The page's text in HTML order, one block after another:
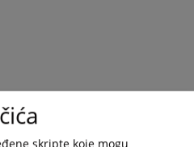
skripte koje mogu